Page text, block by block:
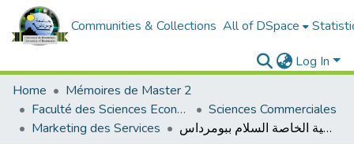
Communities & Collections All of DSpace
Log In
Home
Mémoires de Master 2
Faculté des Sciences Economiques, Commerciales et des Sciences de Gestion
Sciences Commerciales
Marketing des Services
دور الإظهار المادي المنظمات الصحية في رضا الزبون: دراسة تطبيقية في العيادة الصحية الخاصة السلام ببومرداس